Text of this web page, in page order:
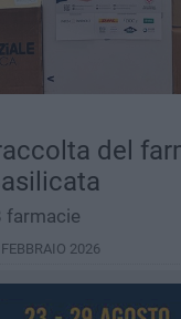
del
farmacie
2026